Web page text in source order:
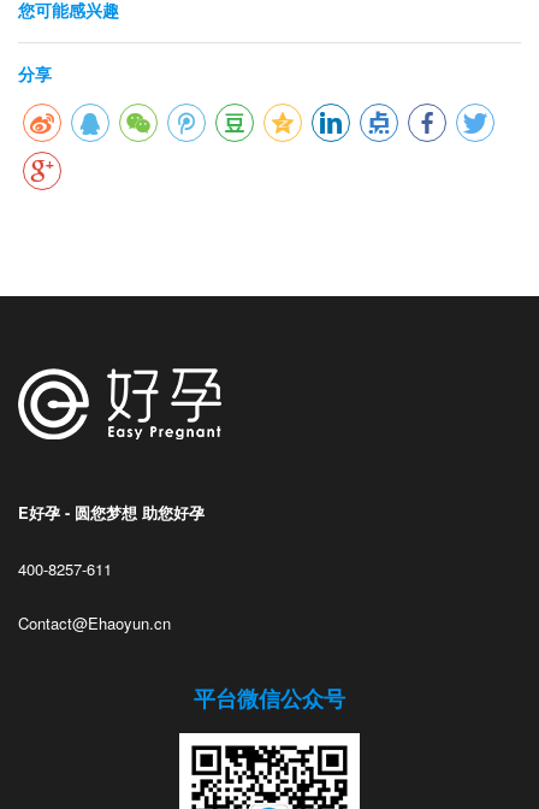
您可能感兴趣
分享
E好孕 - 圆您梦想 助您好孕
400-8257-611
Contact@Ehaoyun.cn
平台微信公众号